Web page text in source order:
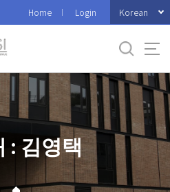
Home Login Korean
: 김영택